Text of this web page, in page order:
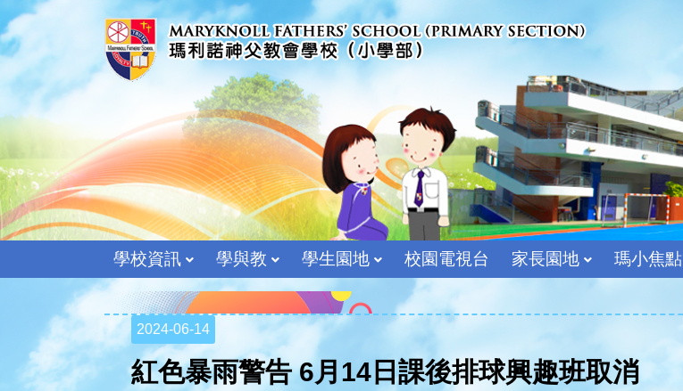
學校資訊 學與教 學生園地 校園電視台 家長園地 瑪小焦點
2024-06-14
紅色暴雨警告 6月14日課後排球興趣班取消